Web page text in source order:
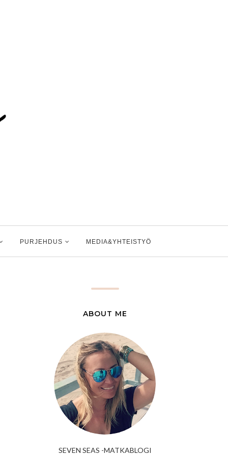
PURJEHDUS MEDIA&YHTEISTYÖ
ABOUT ME
SEVEN SEAS -MATKABLOGI